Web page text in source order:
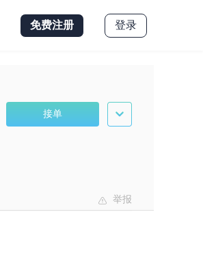
免费注册 登录
接单
举报